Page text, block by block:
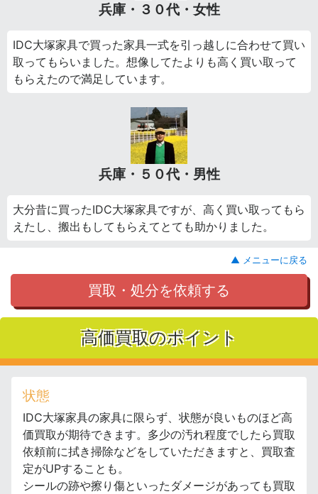
兵庫・３０代・女性
IDC大塚家具で買った家具一式を引っ越しに合わせて買い
取ってもらいました。想像してたよりも高く買い取って
もらえたので満足しています。
兵庫・５０代・男性
大分昔に買ったIDC大塚家具ですが、高く買い取ってもら
えたし、搬出もしてもらえてとても助かりました。
▲ メニューに戻る
買取・処分を依頼する
高価買取のポイント
状態
IDC大塚家具の家具に限らず、状態が良いものほど高
価買取が期待できます。多少の汚れ程度でしたら買取
依頼前に拭き掃除などをしていただきますと、買取査
定がUPすることも。
シールの跡や擦り傷といったダメージがあっても買取